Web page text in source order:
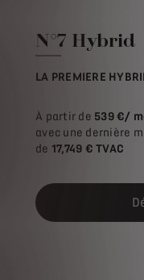
N°7 Hybrid
LA PREMIERE
À partir de 539 €/
avec une dernière
de 17,749 € TVAC